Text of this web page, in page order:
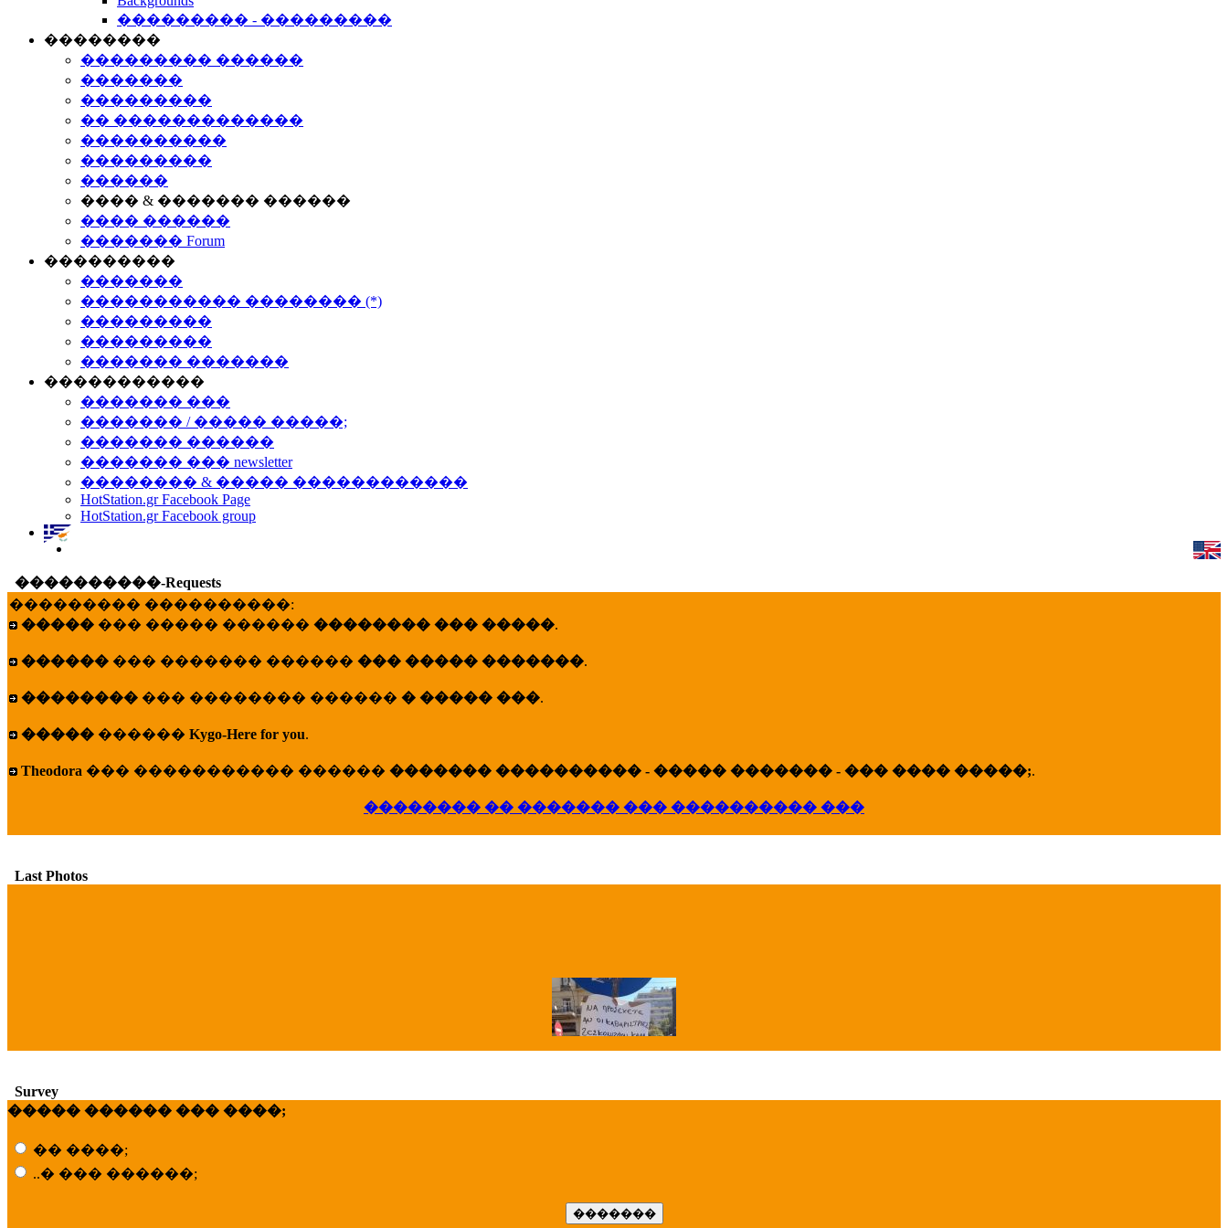
��������� - ���������
��������
��������� ������
�������
���������
�� �������������
����������
���������
������
���� & ������� ������
���� ������
������� Forum
���������
�������
����������� �������� (*)
���������
���������
������� �������
�����������
������� ���
������� / ����� �����;
������� ������
������� ��� newsletter
�������� & ����� ������������
HotStation.gr Facebook Page
HotStation.gr Facebook group
����������-Requests
��������� ����������:
����� ��� ����� ������ �������� ��� �����.
������ ��� ������� ������ ��� ����� �������.
�������� ��� �������� ������ � ����� ���.
����� ������ Kygo-Here for you.
Theodora ��� ����������� ������ ������� ���������� - ����� ������� - ��� ���� �����;.
�������� �� ������� ��� ���������� ���
Last Photos
Survey
����� ������ ��� ����;
�� ����;
..� ��� ������;